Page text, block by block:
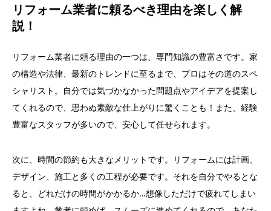
リフォーム業者に頼るべき理由を楽しく解
説！
リフォーム業者に頼る理由の一つは、専門知識の豊富さです。家
の構造や法律、最新のトレンドに至るまで、プロはその道のスペ
シャリスト。自分では気づかなかった問題点やアイデアを提案し
てくれるので、思わぬ素敵な仕上がりに驚くことも！また、経験
豊富なスタッフが多いので、安心して任せられます。
次に、時間の節約も大きなメリットです。リフォームには計画、
デザイン、施工と多くの工程が必要です。それを自分でやるとな
ると、どれだけの時間がかかるか…想像しただけで疲れてしまい